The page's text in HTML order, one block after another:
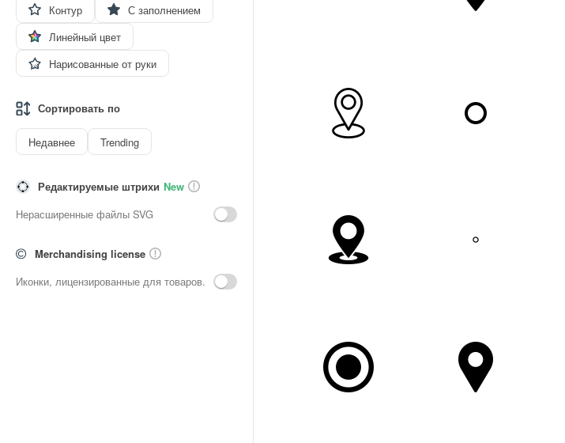
Контур
С заполнением
Линейный цвет
Нарисованные от руки
Сортировать по
Недавнее Trending
Редактируемые штрихи New
Нерасширенные файлы SVG
Merchandising license
Иконки, лицензированные для товаров.